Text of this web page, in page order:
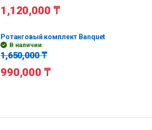
1,120,000 ₸
Ротанговый комплект Banquet
В наличии
1,650,000₸
990,000 ₸